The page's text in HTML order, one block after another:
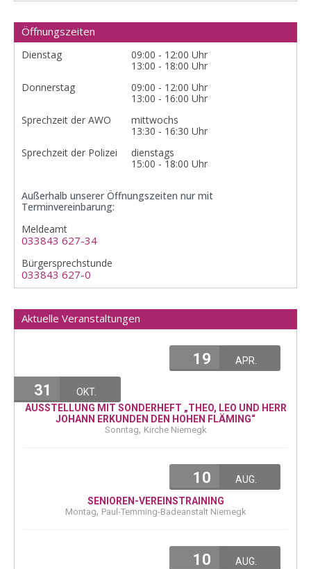
Öffnungszeiten
Dienstag
09:00 - 12:00 Uhr
13:00 - 18:00 Uhr
Donnerstag
09:00 - 12:00 Uhr
13:00 - 16:00 Uhr
Sprechzeit der AWO
mittwochs
13:30 - 16:30 Uhr
Sprechzeit der Polizei
dienstags
15:00 - 18:00 Uhr
Außerhalb unserer Öffnungszeiten nur mit
Terminvereinbarung:
Meldeamt
033843 627-34
Bürgersprechstunde
033843 627-0
Aktuelle Veranstaltungen
19 APR.
31
OKT.
AUSSTELLUNG MIT SONDERHEFT „THEO, LEO UND HERR
JOHANN ERKUNDEN DEN HOHEN FLÄMING“
Sonntag, Kirche Niemegk
10
AUG.
SENIOREN-VEREINSTRAINING
Montag, Paul-Temming-Badeanstalt Niemegk
10
AUG.